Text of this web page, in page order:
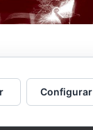
Configurar